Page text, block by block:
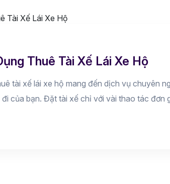
Thuê Tài Xế Lái Xe Hộ
tài xế lái xe hộ mang đến dịch vụ chuyên
của bạn. Đặt tài xế chỉ với vài thao tác đơn